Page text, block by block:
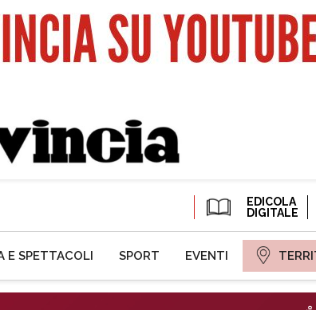
EDICOLA
DIGITALE
E SPETTACOLI SPORT EVENTI